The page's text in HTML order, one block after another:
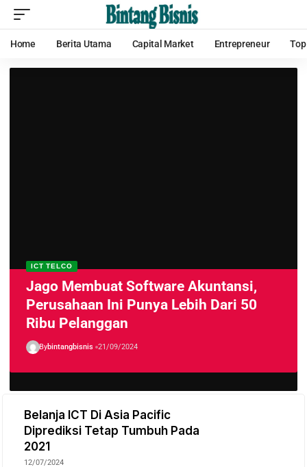
Home Berita Utama Capital Market Entrepreneur
ICT TELCO
Jago Membuat Software Akuntansi,
Perusahaan Ini Punya Lebih Dari 50
Ribu Pelanggan
Bybintangbisnis 21/09/2024
Belanja ICT Di Asia Pacific
Diprediksi Tetap Tumbuh Pada
2021
12/07/2024